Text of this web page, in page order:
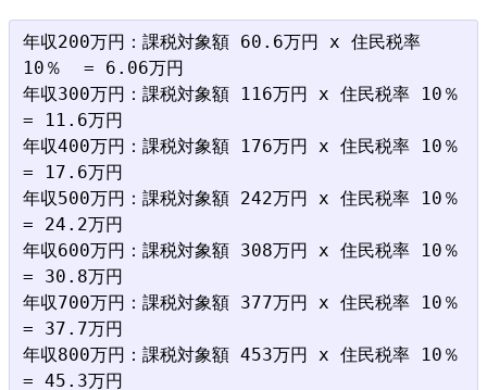
年収200万円：課税対象額 60.6万円 x 住民税率
10％  = 6.06万円
年収300万円：課税対象額 116万円 x 住民税率 10％
= 11.6万円
年収400万円：課税対象額 176万円 x 住民税率 10％
= 17.6万円
年収500万円：課税対象額 242万円 x 住民税率 10％
= 24.2万円
年収600万円：課税対象額 308万円 x 住民税率 10％
= 30.8万円
年収700万円：課税対象額 377万円 x 住民税率 10％
= 37.7万円
年収800万円：課税対象額 453万円 x 住民税率 10％